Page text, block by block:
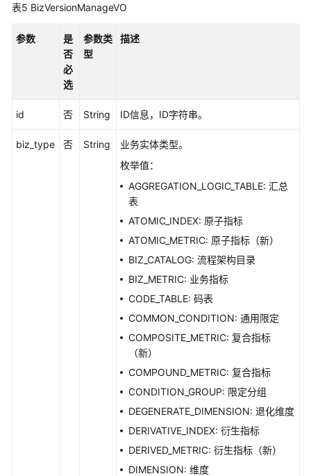
据
表5 BizVersionManageVO
参数
是
否
必
选
参数类
型
描述
id 否 String ID信息，ID字符串。
biz_type 否 String
业务实体类型。
枚举值：
AGGREGATION_LOGIC_TABLE: 汇总
表
ATOMIC_INDEX: 原子指标
ATOMIC_METRIC: 原子指标（新）
BIZ_CATALOG: 流程架构目录
BIZ_METRIC: 业务指标
CODE_TABLE: 码表
COMMON_CONDITION: 通用限定
COMPOSITE_METRIC: 复合指标
（新）
COMPOUND_METRIC: 复合指标
CONDITION_GROUP: 限定分组
DEGENERATE_DIMENSION: 退化维度
DERIVATIVE_INDEX: 衍生指标
DERIVED_METRIC: 衍生指标（新）
DIMENSION: 维度